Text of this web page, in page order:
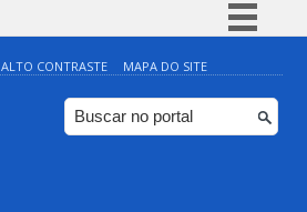
Simplifique!
Comunica BR
Participe
ALTO CONTRASTE MAPA DO SITE